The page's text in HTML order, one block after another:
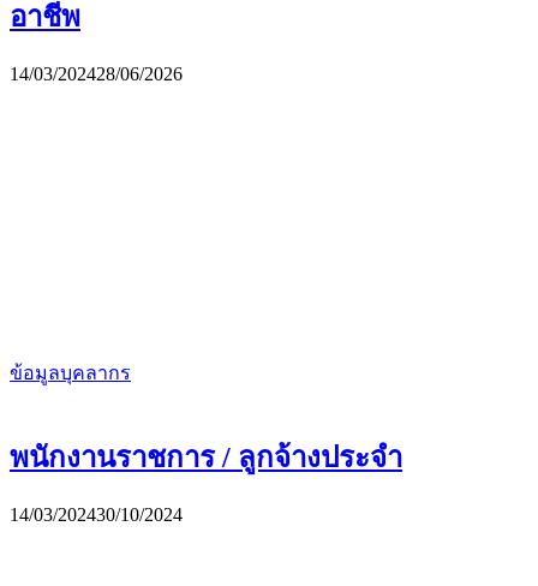
อาชีพ
14/03/202428/06/2026
ข้อมูลบุคลากร
พนักงานราชการ / ลูกจ้างประจำ
14/03/202430/10/2024